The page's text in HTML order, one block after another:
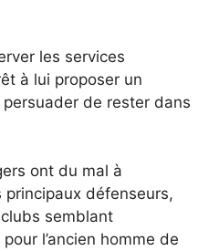
les services
à lui proposer un
de rester dans
ont du mal à
principaux défenseurs,
semblant
l’ancien homme de